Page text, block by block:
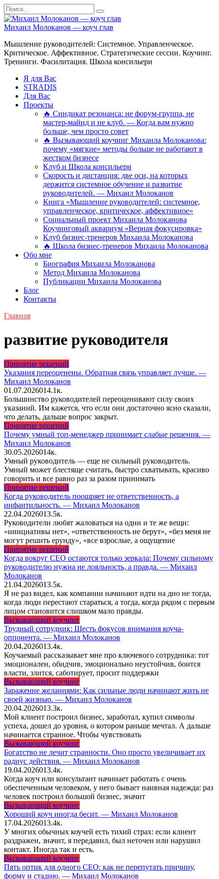
Перейти
к
содержанию
Search
for:
Михаил Молоканов — коуч глав
Мышление руководителей: Системное. Управленческое.
Критическое. Аффективное. Стратегические сессии. Коучинг.
Тренинги. Фасилитация. Школа консильери
Я для Вас
STRADIS
Для Вас
Проекты
🔥 Синдикат резонанса: не форум-группа, не
мастер-майнд и не клуб. — Когда вам нужно
больше, чем просто совет
🔥 Вызывающий коучинг Михаила Молоканова:
почему «мягкие» методы больше не работают в
жестком бизнесе
Клуб и Школа консильери
Скорость и дистанция: две оси, на которых
держится системное обучение и развитие
руководителей. — Михаил Молоканов
Книга «Мышление руководителей: системное,
управленческое, критическое, аффективное»
Социальный проект Михаила Молоканова
Коучинговый аквариум «Верная фокусировка»
Клуб бизнес-тренеров Михаила Молоканова
🔥 Школа бизнес-тренеров Михаила Молоканова
Обо мне
Биография Михаила Молоканова
Метод Михаила Молоканова
Публикации Михаила Молоканова
Блог
Контакты
Главная
развитие руководителя
Принятие решений
Указания переоценены. Обратная связь управляет лучше. —
Михаил Молоканов
01.07.2026014.1к.
Большинство руководителей переоценивают силу своих
указаний. Им кажется, что если они достаточно ясно сказали,
что делать, дальше вопрос закрыт.
Принятие решений
Почему умный топ-менеджер принимает слабые решения. —
Михаил Молоканов
30.05.2026014к.
Умный руководитель — еще не сильный руководитель.
Умный может блестяще считать, быстро схватывать, красиво
говорить и все равно раз за разом принимать
Принятие решений
Когда руководитель поощряет не ответственность, а
инфантильность. — Михаил Молоканов
22.04.2026013.5к.
Руководители любят жаловаться на одни и те же вещи:
«инициативы нет», «ответственность не берут», «без меня не
могут решить ерунду», «все взрослые, а ощущение
Принятие решений
Когда вокруг CEO остаются только зеркала: Почему сильному
руководителю нужна не лояльность, а правда. — Михаил
Молоканов
21.04.2026013.5к.
Я не раз видел, как компании начинают идти на дно не тогда,
когда люди перестают стараться, а тогда, когда рядом с первым
лицом становится слишком мало правды.
Вызывающий коучинг
Трудный сотрудник: Шесть фокусов внимания коуча-
оппонента. — Михаил Молоканов
20.04.2026013.4к.
Коучаемый рассказывает мне про ключевого сотрудника: тот
эмоционален, обидчив, эмоционально неустойчив, боится
власти, злится, саботирует, просит поддержки
Вызывающий коучинг
Заражение желаниями: Как сильные люди начинают жить не
своей жизнью. — Михаил Молоканов
20.04.2026013.3к.
Мой клиент построил бизнес, заработал, купил символы
успеха, дошел до уровня, о котором раньше мечтал. А дальше
начинается странное. Чтобы чувствовать
Вызывающий коучинг
Богатство не лечит странности. Оно просто увеличивает их
радиус действия. — Михаил Молоканов
19.04.2026013.4к.
Когда коуч или консультант начинает работать с очень
обеспеченным человеком, у него бывает наивная надежда: раз
человек построил большой бизнес, значит
Вызывающий коучинг
Хороший коуч иногда бесит. — Михаил Молоканов
17.04.2026013.4к.
У многих обычных коучей есть тихий страх: если клиент
раздражен, значит, я передавил, был неточен или нарушил
контакт. Иногда так и есть.
Вызывающий коучинг
Пять оптик для одного CEO: как не перепутать причину,
форму и стадию. — Михаил Молоканов